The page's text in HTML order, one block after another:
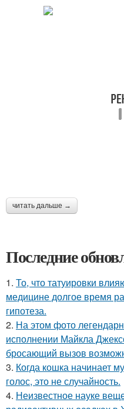
читать дальше →
Последние
1. То, что татуировки
медицине долгое время
гипотеза.
2. На этом фото
исполнении Майкла
бросающий вызов
3. Когда кошка начинает
голос, это не случайность.
4. Неизвестное науке